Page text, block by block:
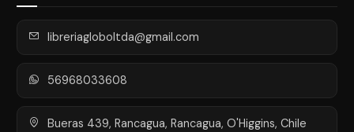
libreriagloboltda@gmail.com
56968033608
Bueras 439, Rancagua, Rancagua, O'Higgins, Chile